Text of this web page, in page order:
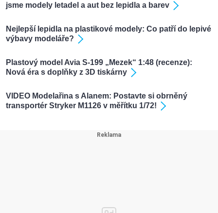
jsme modely letadel a aut bez lepidla a barev
Nejlepší lepidla na plastikové modely: Co patří do lepivé
výbavy modeláře?
Plastový model Avia S-199 „Mezek“ 1:48 (recenze):
Nová éra s doplňky z 3D tiskárny
VIDEO Modelařina s Alanem: Postavte si obrněný
transportér Stryker M1126 v měřítku 1/72!